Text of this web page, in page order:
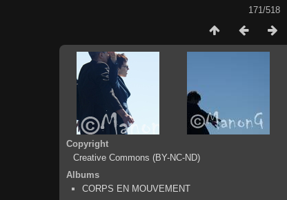
171/518
Copyright
Creative Commons (BY-NC-ND)
Albums
CORPS EN MOUVEMENT